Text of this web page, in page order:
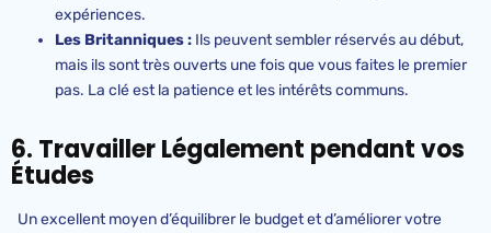
expériences.
Les Britanniques : Ils peuvent sembler réservés au début,
mais ils sont très ouverts une fois que vous faites le premier
pas. La clé est la patience et les intérêts communs.
6. Travailler Légalement pendant vos
Études
Un excellent moyen d’équilibrer le budget et d’améliorer votre